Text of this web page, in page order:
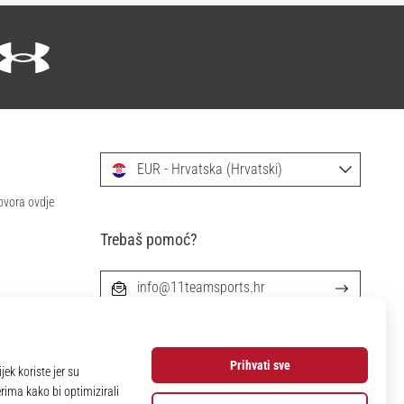
ovdje
EUR - Hrvatska (Hrvatski)
Trebaš pomoć?
info@11teamsports.hr